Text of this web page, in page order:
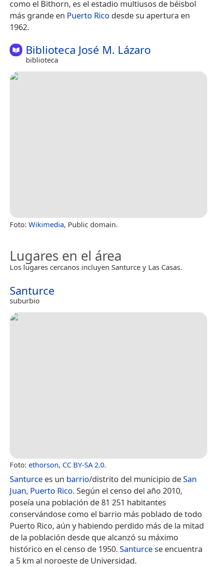
como el Bithorn, es el estadio multiusos de béisbol
más grande en Puerto Rico desde su apertura en
1962.
Biblioteca José M. Lázaro
biblioteca
Foto: Wikimedia, Public domain.
Lugares en el área
Los lugares cercanos incluyen Santurce y Las Casas.
Santurce
suburbio
Foto: ethorson, CC BY-SA 2.0.
Santurce es un barrio/distrito del municipio deSan
Juan, Puerto Rico. Según el censo del año 2010,
poseía una población de 81 251 habitantes
conservándose como el barrio más poblado de todo
Puerto Rico, aún y habiendo perdido más de la mitad
de la población desde que alcanzó su máximo
histórico en el censo de 1950.Santurcese encuentra
a 5 km al noroeste de Universidad.